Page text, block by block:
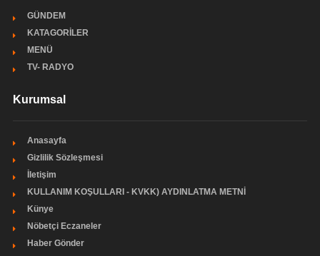
GÜNDEM
KATAGORİLER
MENÜ
TV- RADYO
Kurumsal
Anasayfa
Gizlilik Sözleşmesi
İletişim
KULLANIM KOŞULLARI - KVKK) AYDINLATMA METNİ
Künye
Nöbetçi Eczaneler
Haber Gönder